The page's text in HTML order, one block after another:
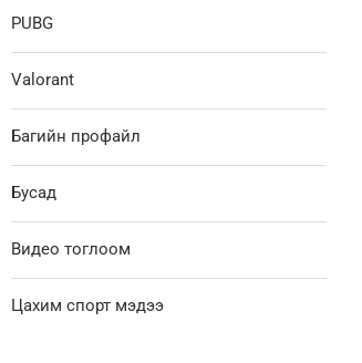
PUBG
Valorant
Багийн профайл
Бусад
Видео тоглоом
Цахим спорт мэдээ